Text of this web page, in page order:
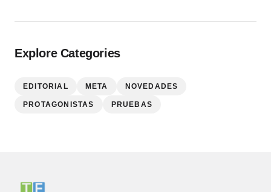
Explore Categories
EDITORIAL META NOVEDADES
PROTAGONISTAS PRUEBAS